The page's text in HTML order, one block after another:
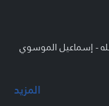
- إسماعيل الموسوي
المزيد